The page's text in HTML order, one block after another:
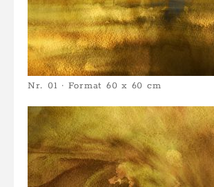
Nr. 01 · Format 60 x 60 cm